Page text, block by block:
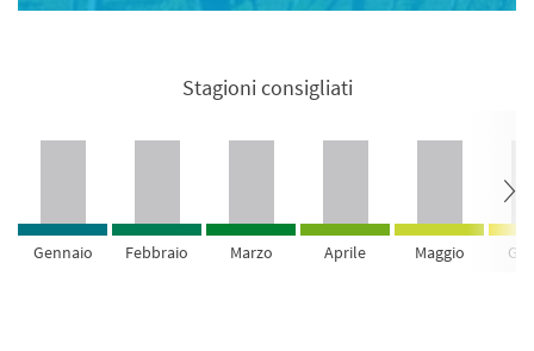
Stagioni consigliati
Gennaio Febbraio Marzo Aprile Maggio